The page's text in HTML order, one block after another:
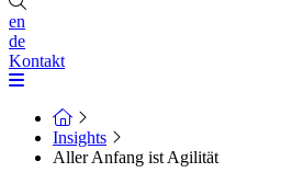
en
de
Kontakt
Insights
Aller Anfang ist Agilität